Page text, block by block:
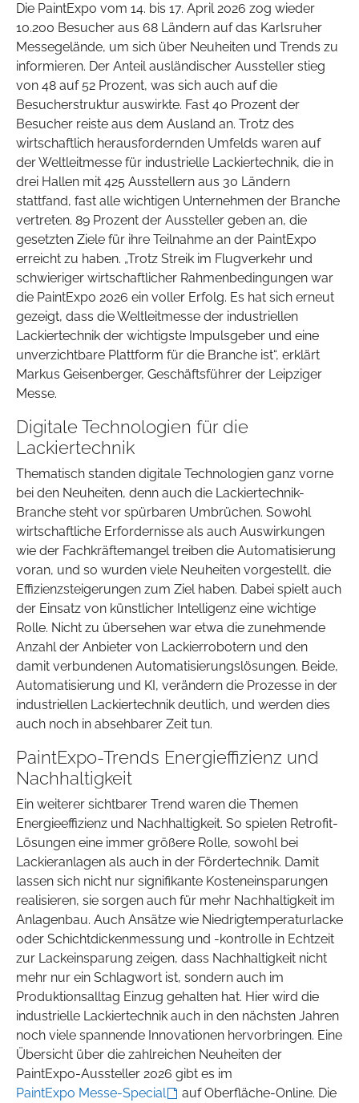
Die PaintExpo vom 14. bis 17. April 2026 zog wieder
10.200 Besucher aus 68 Ländern auf das Karlsruher
Messegelände, um sich über Neuheiten und Trends zu
informieren. Der Anteil ausländischer Aussteller stieg
von 48 auf 52 Prozent, was sich auch auf die
Besucherstruktur auswirkte. Fast 40 Prozent der
Besucher reiste aus dem Ausland an. Trotz des
wirtschaftlich herausfordernden Umfelds waren auf
der Weltleitmesse für industrielle Lackiertechnik, die in
drei Hallen mit 425 Ausstellern aus 30 Ländern
stattfand, fast alle wichtigen Unternehmen der Branche
vertreten. 89 Prozent der Aussteller geben an, die
gesetzten Ziele für ihre Teilnahme an der PaintExpo
erreicht zu haben. „Trotz Streik im Flugverkehr und
schwieriger wirtschaftlicher Rahmenbedingungen war
die PaintExpo 2026 ein voller Erfolg. Es hat sich erneut
gezeigt, dass die Weltleitmesse der industriellen
Lackiertechnik der wichtigste Impulsgeber und eine
unverzichtbare Plattform für die Branche ist“, erklärt
Markus Geisenberger, Geschäftsführer der Leipziger
Messe.
Digitale Technologien für die
Lackiertechnik
Thematisch standen digitale Technologien ganz vorne
bei den Neuheiten, denn auch die Lackiertechnik-
Branche steht vor spürbaren Umbrüchen. Sowohl
wirtschaftliche Erfordernisse als auch Auswirkungen
wie der Fachkräftemangel treiben die Automatisierung
voran, und so wurden viele Neuheiten vorgestellt, die
Effizienzsteigerungen zum Ziel haben. Dabei spielt auch
der Einsatz von künstlicher Intelligenz eine wichtige
Rolle. Nicht zu übersehen war etwa die zunehmende
Anzahl der Anbieter von Lackierrobotern und den
damit verbundenen Automatisierungslösungen. Beide,
Automatisierung und KI, verändern die Prozesse in der
industriellen Lackiertechnik deutlich, und werden dies
auch noch in absehbarer Zeit tun.
PaintExpo-Trends Energieffizienz und
Nachhaltigkeit
Ein weiterer sichtbarer Trend waren die Themen
Energieeffizienz und Nachhaltigkeit. So spielen Retrofit-
Lösungen eine immer größere Rolle, sowohl bei
Lackieranlagen als auch in der Fördertechnik. Damit
lassen sich nicht nur signifikante Kosteneinsparungen
realisieren, sie sorgen auch für mehr Nachhaltigkeit im
Anlagenbau. Auch Ansätze wie Niedrigtemperaturlacke
oder Schichtdickenmessung und -kontrolle in Echtzeit
zur Lackeinsparung zeigen, dass Nachhaltigkeit nicht
mehr nur ein Schlagwort ist, sondern auch im
Produktionsalltag Einzug gehalten hat. Hier wird die
industrielle Lackiertechnik auch in den nächsten Jahren
noch viele spannende Innovationen hervorbringen. Eine
Übersicht über die zahlreichen Neuheiten der
PaintExpo-Aussteller 2026 gibt es im
PaintExpo Messe-Special
auf Oberfläche-Online. Die